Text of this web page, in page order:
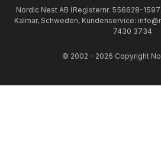
Nordic Nest AB (Registernr. 556628-
Kalmar, Schweden, Kundenservice:
7430 3734
© 2002 - 2026 Copyright